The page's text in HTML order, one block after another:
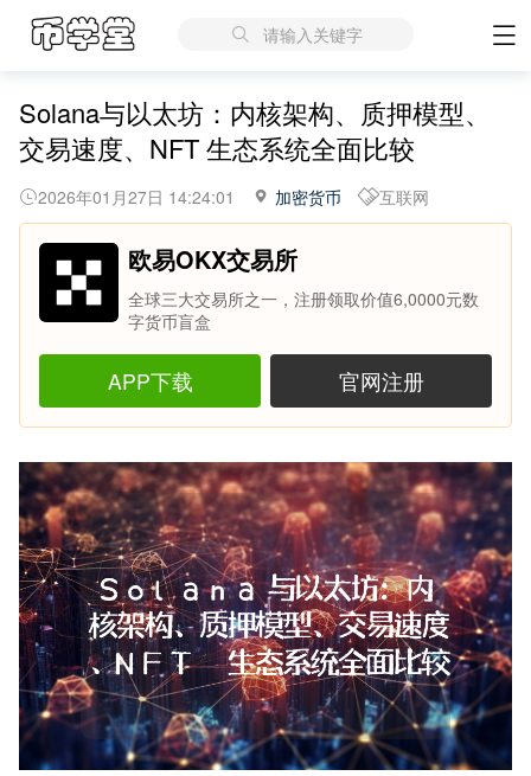
请输入关键字
Solana与以太坊：内核架构、质押模型、
交易速度、NFT 生态系统全面比较
2026年01月27日 14:24:01 加密货币 互联网
欧易OKX交易所
全球三大交易所之一，注册领取价值6,0000元数
字货币盲盒
APP下载 官网注册